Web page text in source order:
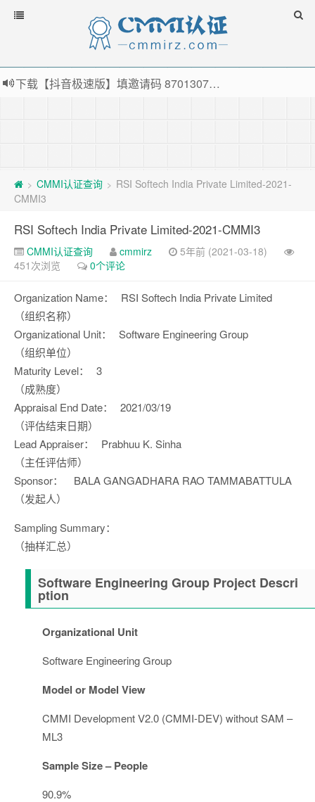
下载【抖音极速版】填邀请码 870130746 即可领38元红包，可立即支付宝提现！！
> CMMI认证查询 > RSI Softech India Private Limited-2021-
CMMI3
RSI Softech India Private Limited-2021-CMMI3
CMMI认证查询 cmmirz
5年前 (2021-03-18)
451次浏览
0个评论
Organization Name：
（组织名称）
RSI Softech India Private Limited
Organizational Unit：
（组织单位）
Software Engineering Group
Maturity Level：
（成熟度）
3
Appraisal End Date：
（评估结束日期）
2021/03/19
Lead Appraiser：
（主任评估师）
Prabhuu K. Sinha
Sponsor：
（发起人）
BALA GANGADHARA RAO TAMMABATTULA
Sampling Summary：
（抽样汇总）
Software Engineering Group Project Descri
ption
Organizational Unit
Software Engineering Group
Model or Model View
CMMI Development V2.0 (CMMI-DEV) without SAM –
ML3
Sample Size – People
90.9%